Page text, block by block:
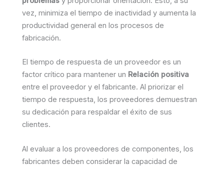
vez, minimiza el tiempo de inactividad y aumenta la
productividad general en los procesos de
fabricación.
El tiempo de respuesta de un proveedor es un
factor crítico para mantener un Relación positiva
entre el proveedor y el fabricante. Al priorizar el
tiempo de respuesta, los proveedores demuestran
su dedicación para respaldar el éxito de sus
clientes.
Al evaluar a los proveedores de componentes, los
fabricantes deben considerar la capacidad de